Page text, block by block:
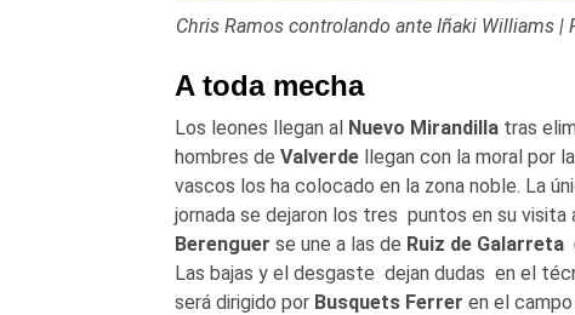
Chris Ramos controlando ante Iñaki Williams |
A toda mecha
Los leones llegan al Nuevo Mirandillatras
hombres de Valverdellegan con la moral por
vascos los ha colocado en la zona noble. La
jornada se dejaron los tres puntos en su visita
Berenguer se une a las de Ruiz de Galarreta
Las bajas y el desgaste dejan dudas en el
será dirigido por Busquets Ferrer en el